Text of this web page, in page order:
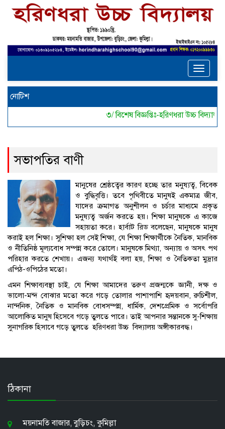
Toggle
নোটিশ
৩/ বিশেষ বিজ্ঞপ্তিঃ-হরিণধরা উচ্চ
সভাপতির বাণী
মানুষের শ্রেষ্ঠত্বের কারণ হচ্ছে তার মনুষ্যত্ব, বিবেক
ও বুদ্ধিবৃত্তি। তবে পৃথিবীতে মানুষই একমাত্র জীব,
যাদের ক্রমাগত অনুশীলন ও চর্চার মাধ্যমে প্রকৃত
মনুষ্যত্ব অর্জন করতে হয়। শিক্ষা মানুষকে এ কাজে
সহায়তা করে। হার্বাট রিড বলেছেন, মানুষকে মানুষ
করাই হল শিক্ষা। সুশিক্ষা হল সেই শিক্ষা, যে শিক্ষা শিক্ষার্থীকে নৈতিক, মানবিক
ও নীতিনিষ্ঠ মূল্যবোধ সম্পন্ন করে তোলে। মানুষকে মিথ্যা, অন্যায় ও অসৎ পথ
পরিহার করতে শেখায়। এজন্য যথার্থই বলা হয়, শিক্ষা ও নৈতিকতা মুদ্রার
এপিঠ-ওপিঠের মতো।
এমন শিক্ষাব্যবস্থা চাই, যে শিক্ষা আমাদের তরুণ প্রজন্মকে জ্ঞানী, দক্ষ ও
ভালো-মন্দ বোঝার মতো করে গড়ে তোলার পাশাপাশি হৃদয়বান, রুচিশীল,
নান্দনিক, নৈতিক ও মানবিক বোধসম্পন্ন, ধার্মিক, দেশপ্রেমিক ও সর্বোপরি
আলোকিত মানুষ হিসেবে গড়ে তুলতে পারে। তাই আপনার সন্তানকে সু-শিক্ষায়
সুনাগরিক হিসাবে গড়ে তুলতে হরিণধরা উচ্চ বিদ্যালয় অঙ্গীকারবদ্ধ।
ঠিকানা
ময়নামতি বাজার, বুড়িচং, কুমিল্লা